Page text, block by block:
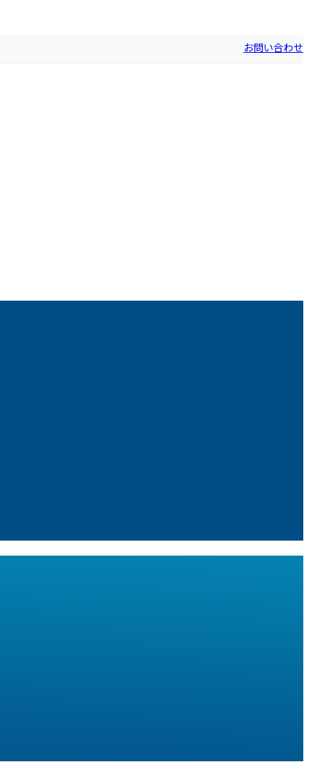
お問い合わせ